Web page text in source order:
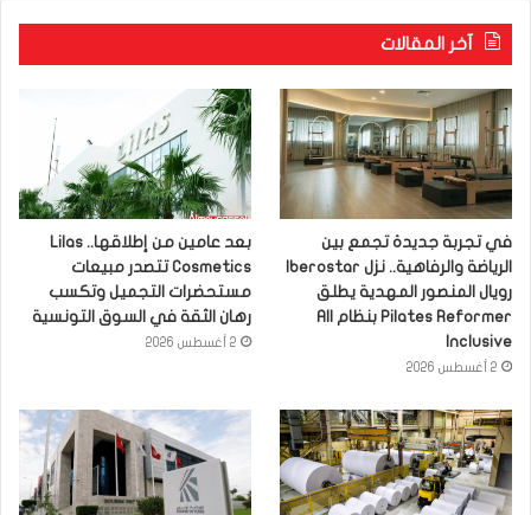
آخر المقالات
في تجربة جديدة تجمع بين
رويال المنصور المهدية يطلق
Pilates Reformer بنظام All
Inclusive
2 أغسطس 2026
بعد عامين من إطلاقها.. Lilas
Cosmetics تتصدر مبيعات
مستحضرات التجميل وتكسب
رهان الثقة في السوق التونسية
2 أغسطس 2026